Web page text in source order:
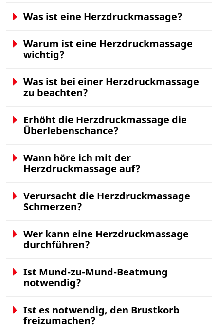
Was ist eine Herzdruckmassage?
Warum ist eine Herzdruckmassage
wichtig?
Was ist bei einer Herzdruckmassage
zu beachten?
Erhöht die Herzdruckmassage die
Überlebenschance?
Wann höre ich mit der
Herzdruckmassage auf?
Verursacht die Herzdruckmassage
Schmerzen?
Wer kann eine Herzdruckmassage
durchführen?
Ist Mund-zu-Mund-Beatmung
notwendig?
Ist es notwendig, den Brustkorb
freizumachen?